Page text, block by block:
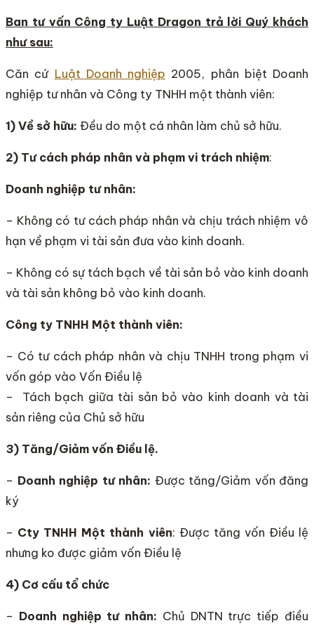
Ban tư vấn Công ty Luật Dragon trả lời Quý khách
như sau:
Căn cứ Luật Doanh nghiệp 2005, phân biệt Doanh
nghiệp tư nhân và Công ty TNHH một thành viên:
1) Về sở hữu: Đều do một cá nhân làm chủ sở hữu.
2) Tư cách pháp nhân và phạm vi trách nhiệm:
Doanh nghiệp tư nhân:
– Không có tư cách pháp nhân và chịu trách nhiệm vô
hạn về phạm vi tài sản đưa vào kinh doanh.
– Không có sự tách bạch về tài sản bỏ vào kinh doanh
và tài sản không bỏ vào kinh doanh.
Công ty TNHH Một thành viên:
– Có tư cách pháp nhân và chịu TNHH trong phạm vi
vốn góp vào Vốn Điều lệ
– Tách bạch giữa tài sản bỏ vào kinh doanh và tài
sản riêng của Chủ sở hữu
3) Tăng/Giảm vốn Điều lệ.
– Doanh nghiệp tư nhân: Được tăng/Giảm vốn đăng
ký
– Cty TNHH Một thành viên: Được tăng vốn Điều lệ
nhưng ko được giảm vốn Điều lệ
4) Cơ cấu tổ chức
– Doanh nghiệp tư nhân: Chủ DNTN trực tiếp điều